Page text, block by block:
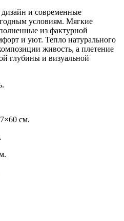
и современные
условиям. Мягкие
из фактурной
и уют. Тепло натурального
живость, а плетение
глубины и визуальной
см.